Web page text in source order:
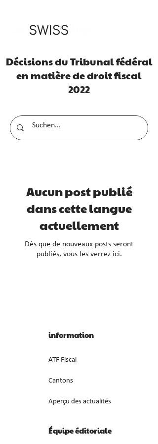
Décisions du Tribunal fédéral
en matière de droit fiscal
2022
Aucun post publié
dans cette langue
actuellement
Dès que de nouveaux posts seront
publiés, vous les verrez ici.
information
ATF Fiscal
Cantons
Aperçu des actualités
Équipe éditoriale